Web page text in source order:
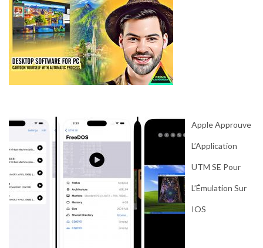
Apple Approuve
L’Application
UTM SE Pour
L’Émulation Sur
IOS